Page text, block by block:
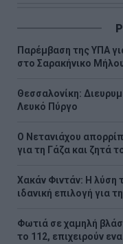
Παρέμβαση της ΥΠΑ
στο Σαρακήνικο
Θεσσαλονίκη:
Λευκό Πύργο
Ο Νετανιάχου
για τη Γάζα και ζητά
Χακάν Φιντάν: Η λύση
ιδανική επιλογή για
Φωτιά σε χαμηλή
το 112, επιχειρούν